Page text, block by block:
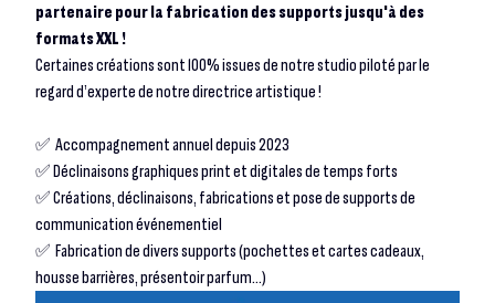
partenaire pour la fabrication des supports jusqu'à des
formats XXL !
Certaines créations sont 100% issues de notre studio piloté par le
regard d’experte de notre directrice artistique !
✅ Accompagnement annuel depuis 2023
✅ Déclinaisons graphiques print et digitales de temps forts
✅ Créations, déclinaisons, fabrications et pose de supports de
communication événementiel
✅ Fabrication de divers supports (pochettes et cartes cadeaux,
housse barrières, présentoir parfum…)